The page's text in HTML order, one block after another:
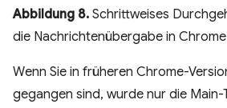
Abbildung 8. Schrittweises
die Nachrichtenübergabe in
Wenn Sie in früheren Chrome-
gegangen sind, wurde nur die